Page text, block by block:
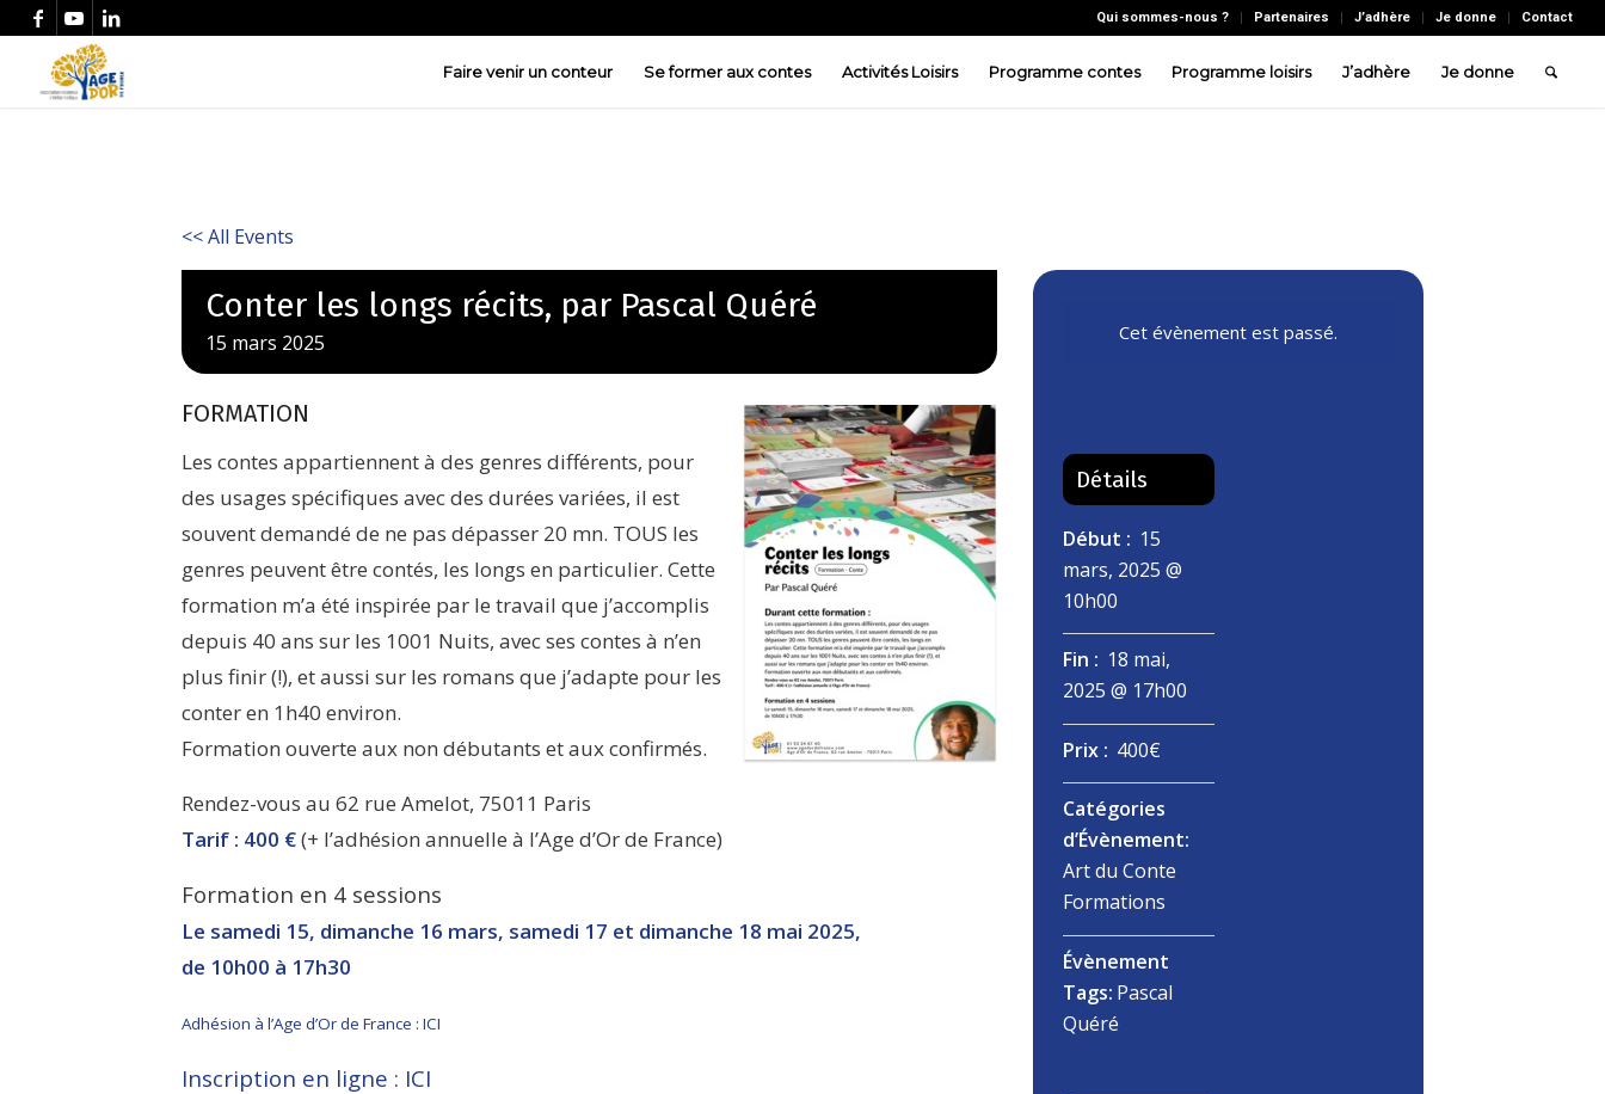
Qui sommes-nous ? Partenaires J’adhère Je donne Contact
Faire venir un conteur Se former aux contes Activités Loisirs Programme contes Programme loisirs J’adhère Je donne
<< All Events
Conter les longs récits, par Pascal Quéré
15 mars 2025
FORMATION
Les contes appartiennent à des genres différents, pour
des usages spécifiques avec des durées variées, il est
souvent demandé de ne pas dépasser 20 mn. TOUS les
genres peuvent être contés, les longs en particulier. Cette
formation m’a été inspirée par le travail que j’accomplis
depuis 40 ans sur les 1001 Nuits, avec ses contes à n’en
plus finir (!), et aussi sur les romans que j’adapte pour les
conter en 1h40 environ.
Formation ouverte aux non débutants et aux confirmés.
Rendez-vous au 62 rue Amelot, 75011 Paris
Tarif : 400 €(+ l’adhésion annuelle à l’Age d’Or de France)
Formation en 4 sessions
Le samedi 15, dimanche 16 mars, samedi 17 et dimanche 18 mai 2025,
de 10h00 à 17h30
Adhésion à l’Age d’Or de France : ICI
Inscription en ligne : ICI
Cet évènement est passé.
Détails
Début : 15
mars, 2025 @
10h00
Fin : 18 mai,
2025 @ 17h00
Prix : 400€
Catégories
d’Évènement:
Art du Conte,
Formations
Évènement
Tags: Pascal
Quéré